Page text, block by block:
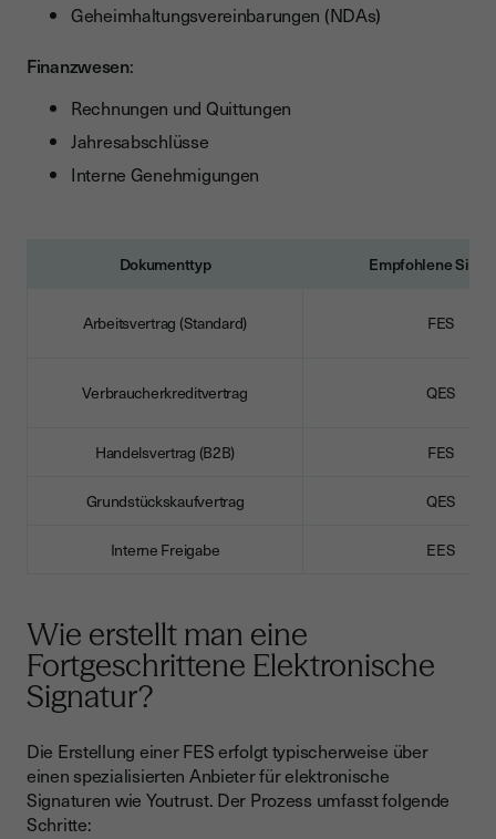
Geheimhaltungsvereinbarungen (NDAs)
Finanzwesen:
Rechnungen und Quittungen
Jahresabschlüsse
Interne Genehmigungen
Dokumenttyp Empfohlene
Arbeitsvertrag (Standard) FES
Verbraucherkreditvertrag QES
Handelsvertrag (B2B) FES
Grundstückskaufvertrag QES
Interne Freigabe EES
Wie erstellt man eine
Fortgeschrittene Elektronische
Signatur?
Die Erstellung einer FES erfolgt typischerweise über
einen spezialisierten Anbieter für elektronische
Signaturen wie Youtrust. Der Prozess umfasst folgende
Schritte: